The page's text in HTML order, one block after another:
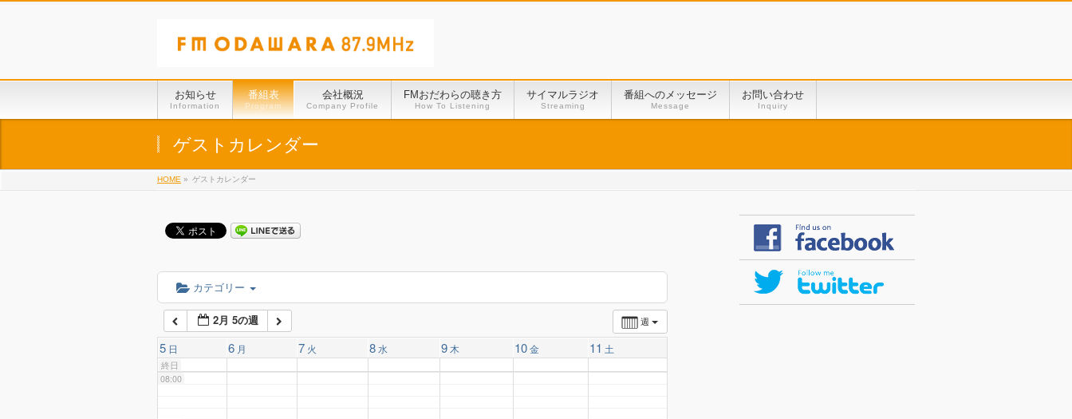
お知らせ
Information
番組表
Program
会社概況
Company Profile
FMおだわらの聴き方
How To Listening
サイマルラジオ
Streaming
番組へのメッセージ
Message
お問い合わせ
Inquiry
ゲストカレンダー
HOME » ゲストカレンダー
カテゴリー
週
2月 5の週
5 日 6 月 7 火 8 水 9 木 10 金 11 土
終日
01:00
02:00
03:00
04:00
05:00
06:00
07:00
08:00